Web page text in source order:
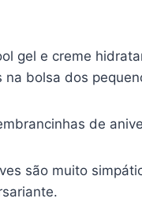
gel e creme
bolsa dos
de
são muito